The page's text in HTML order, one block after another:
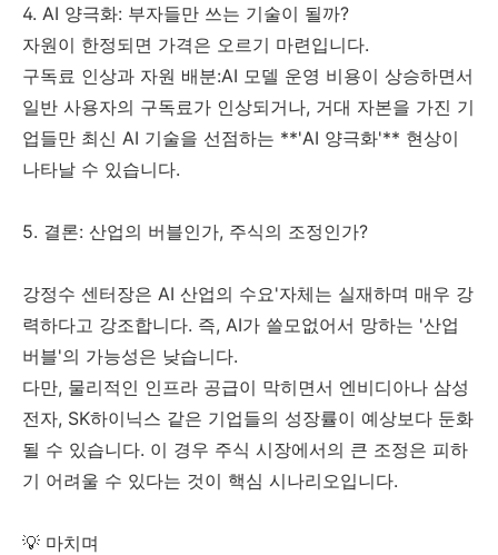
4. AI 양극화: 부자들만 쓰는 기술이 될까?
자원이 한정되면 가격은 오르기 마련입니다.
구독료 인상과 자원 배분:AI 모델 운영 비용이 상승하면서
일반 사용자의 구독료가 인상되거나, 거대 자본을 가진 기
업들만 최신 AI 기술을 선점하는 **'AI 양극화'** 현상이
나타날 수 있습니다.
5. 결론: 산업의 버블인가, 주식의 조정인가?
강정수 센터장은 AI 산업의 수요'자체는 실재하며 매우 강
력하다고 강조합니다. 즉, AI가 쓸모없어서 망하는 '산업
버블'의 가능성은 낮습니다.
다만, 물리적인 인프라 공급이 막히면서 엔비디아나 삼성
전자, SK하이닉스 같은 기업들의 성장률이 예상보다 둔화
될 수 있습니다. 이 경우 주식 시장에서의 큰 조정은 피하
기 어려울 수 있다는 것이 핵심 시나리오입니다.
💡 마치며